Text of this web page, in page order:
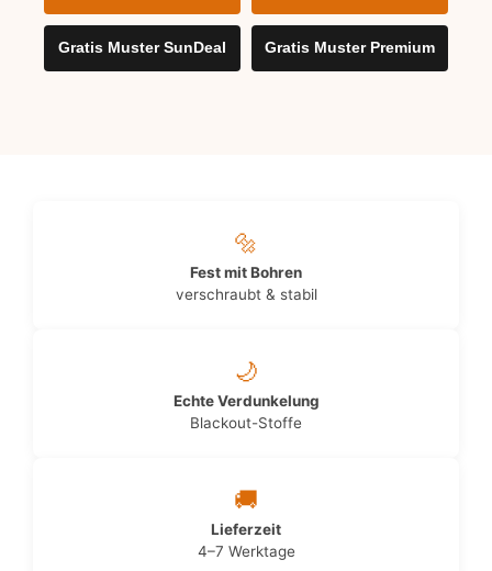
Gratis Muster SunDeal Gratis Muster Premium
🔩
Fest mit Bohren
verschraubt & stabil
🌙
Echte Verdunkelung
Blackout-Stoffe
🚚
Lieferzeit
4–7 Werktage